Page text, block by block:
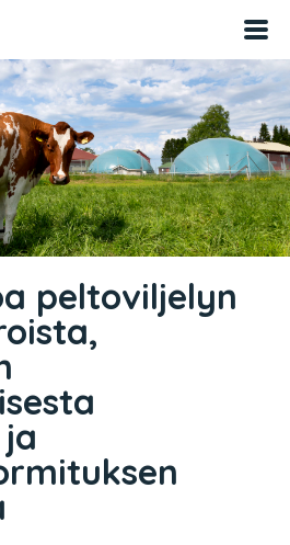
peltoviljelyn